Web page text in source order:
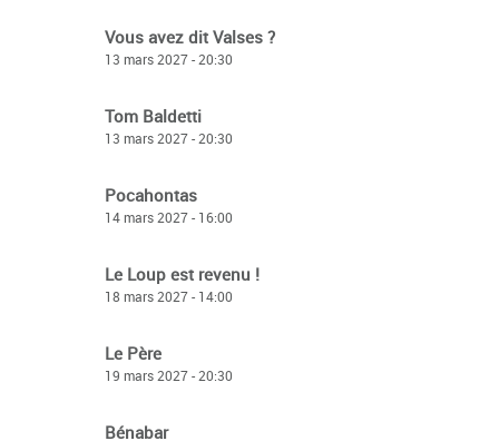
Vous avez dit Valses ?
13 mars 2027 - 20:30
Tom Baldetti
13 mars 2027 - 20:30
Pocahontas
14 mars 2027 - 16:00
Le Loup est revenu !
18 mars 2027 - 14:00
Le Père
19 mars 2027 - 20:30
Bénabar